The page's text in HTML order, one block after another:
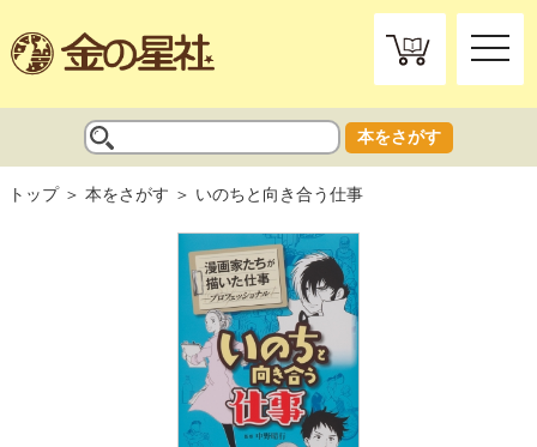
toggle
本をさがす
トップ 本をさがす いのちと向き合う仕事